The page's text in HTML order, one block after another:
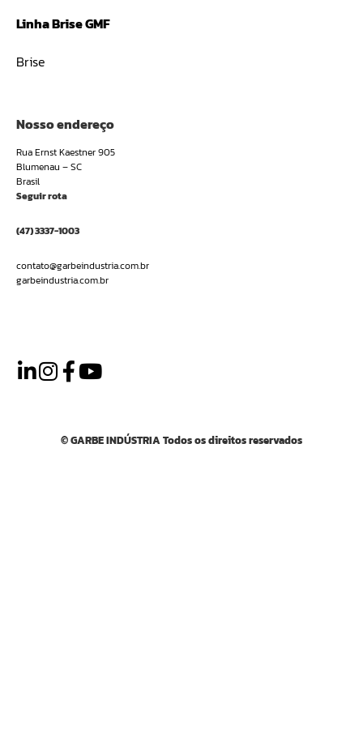
Nosso endereço
Rua Ernst Kaestner 905
Blumenau – SC
Brasil
Seguir rota
(47) 3337-1003
contato@garbeindustria.com.br
garbeindustria.com.br
Linha Brise GMF
Brise
© GARBE INDÚSTRIA Todos os direitos reservados